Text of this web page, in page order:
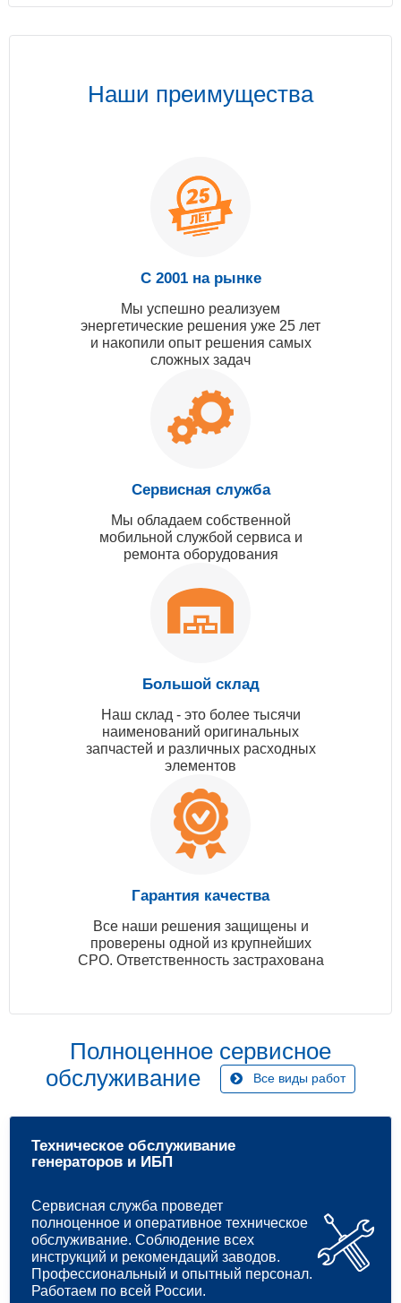
Наши преимущества
С 2001 на рынке
Мы успешно реализуем
энергетические решения уже 25 лет
и накопили опыт решения самых
сложных задач
Сервисная служба
Мы обладаем собственной
мобильной службой сервиса и
ремонта оборудования
Большой склад
Наш склад - это более тысячи
наименований оригинальных
запчастей и различных расходных
элементов
Гарантия качества
Все наши решения защищены и
проверены одной из крупнейших
СРО. Ответственность застрахована
Полноценное сервисное
обслуживание
Все виды работ
Техническое обслуживание
генераторов и ИБП
Сервисная служба проведет
полноценное и оперативное техническое
обслуживание. Соблюдение всех
инструкций и рекомендаций заводов.
Профессиональный и опытный персонал.
Работаем по всей России.